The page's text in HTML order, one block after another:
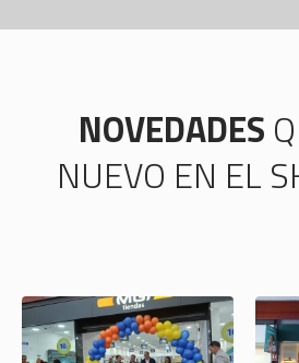
NOVEDADES
NUEVO EN EL